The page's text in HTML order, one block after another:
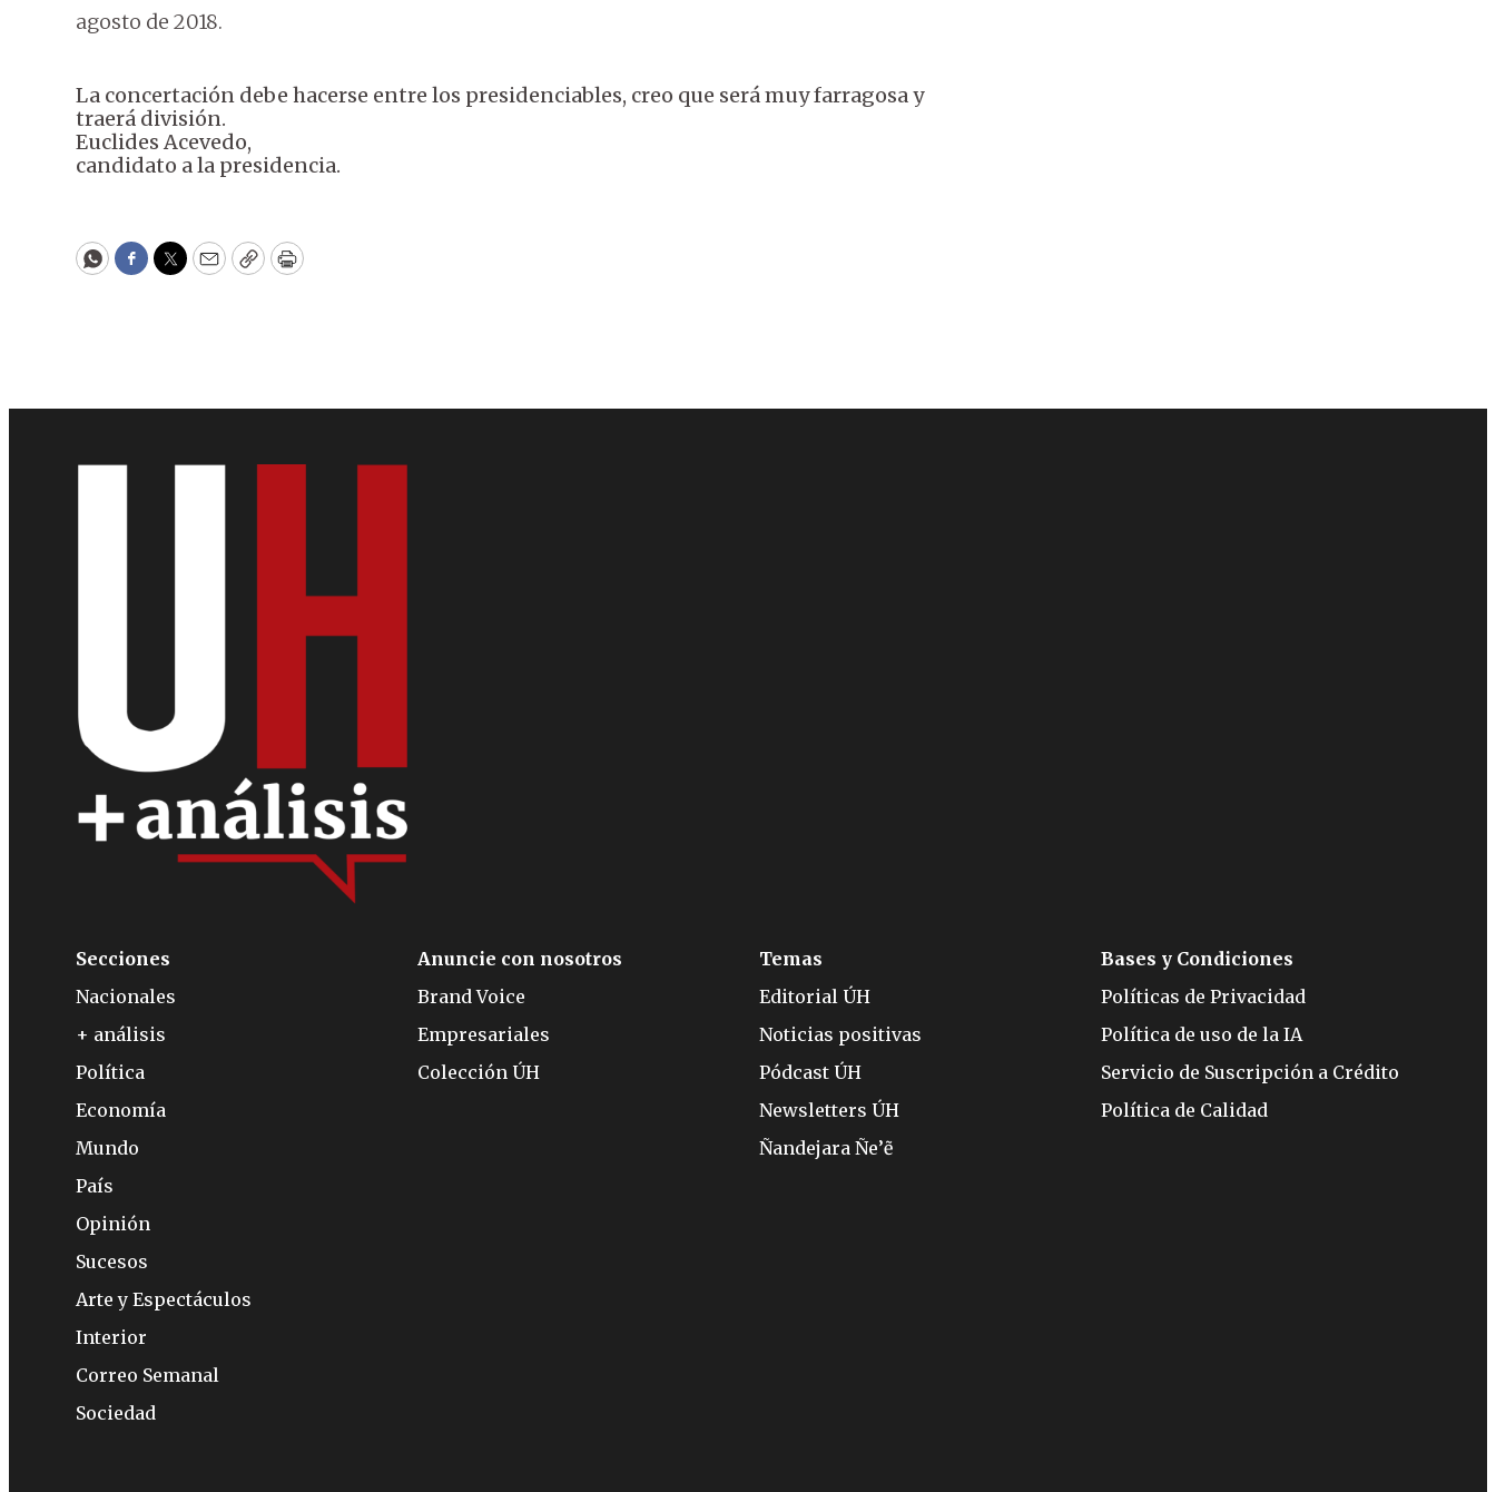
agosto de 2018.
La concertación debe hacerse entre los presidenciables, creo que será muy farragosa y
traerá división.
Euclides Acevedo,
candidato a la presidencia.
WhatsApp
Facebook
Twitter
EmailCopyPrint
Secciones
Nacionales
+ análisis
Política
Economía
Mundo
País
Opinión
Sucesos
Arte y Espectáculos
Interior
Correo Semanal
Sociedad
Anuncie con nosotros
Brand Voice
Empresariales
Colección ÚH
Temas
Editorial ÚH
Noticias positivas
Pódcast ÚH
Newsletters ÚH
Ñandejara Ñe’ẽ
Bases y Condiciones
Políticas de Privacidad
Política de uso de la IA
Servicio de Suscripción a Crédito
Política de Calidad